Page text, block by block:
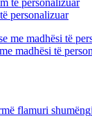
personalizuar
madhësi të